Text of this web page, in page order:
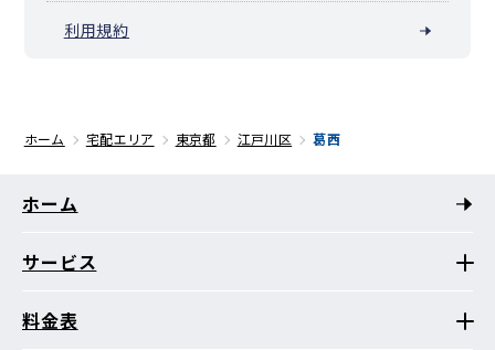
利用規約
ホーム 宅配エリア 東京都 江戸川区 葛西
ホーム
サービス
料金表